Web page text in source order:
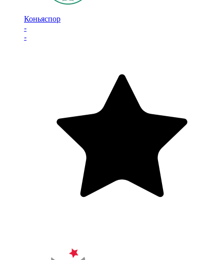
Коньяспор
-
-